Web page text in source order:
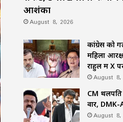
आशंका
August 8, 2026
कांग्रेस को
महिला
राहुल में X
August 8,
CM थलपति
वार, DMK-
August 8,